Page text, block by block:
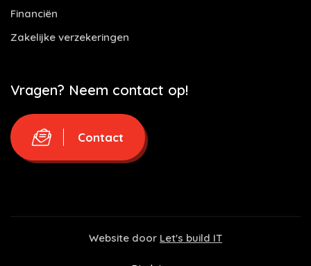
Financiën
Zakelijke verzekeringen
Vragen? Neem contact op!
Contact
Website door Let's build IT